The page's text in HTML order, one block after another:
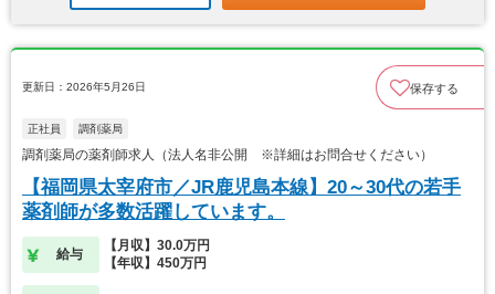
更新日：2026年5月26日 保存する
正社員 調剤薬局
調剤薬局の薬剤師求人（法人名非公開 ※詳細はお問合せください）
【福岡県太宰府市／JR鹿児島本線】20～30代の若手
薬剤師が多数活躍しています。
給与
【月収】30.0万円
【年収】450万円